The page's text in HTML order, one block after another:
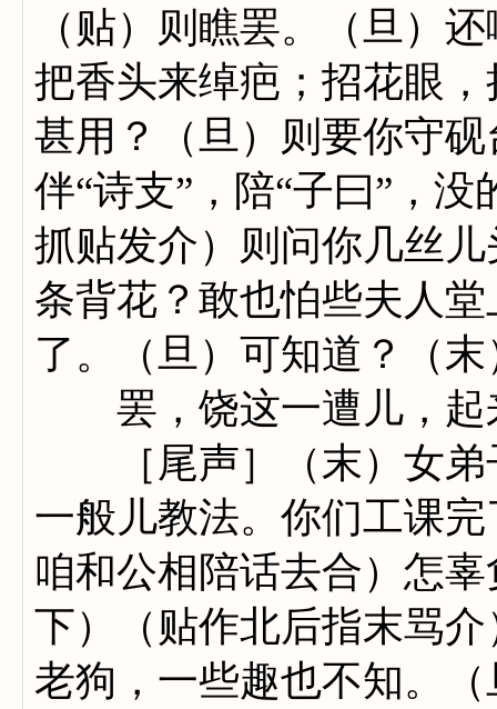
（贴）则瞧罢。（旦）
把香头来绰疤；招花眼
甚用？（旦）则要你守
伴“诗支”，陪“子曰”，
抓贴发介）则问你几丝
条背花？敢也怕些夫人
了。（旦）可知道？（末
罢，饶这一遭儿，起
［尾声］（末）女弟
一般儿教法。你们工课
咱和公相陪话去合）怎
下）（贴作北后指末骂
老狗，一些趣也不知。